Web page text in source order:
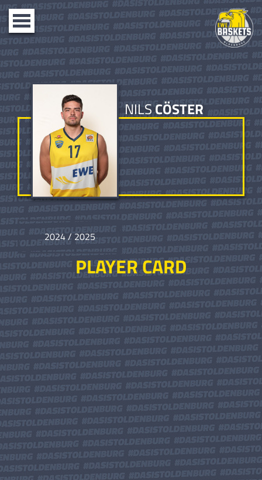
Toggle
navigation
NILSCÖSTER
2024 / 2025
PLAYER CARD